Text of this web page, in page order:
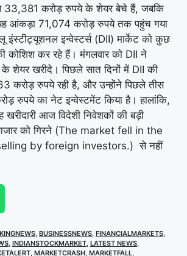
करोड़ रुपये के शेयर बेचे हैं, जबकि
आंकड़ा 71,074 करोड़ रुपये तक पहुंच गया
इन्वेस्टर्स (DII) मार्केट को कुछ
कोशिश कर रहे हैं। मंगलवार को DII ने
शेयर खरीदे। पिछले सात दिनों में DII की
करोड़ रुपये रही है, और उन्होंने पिछले तीस
रुपये का नेट इन्वेस्टमेंट किया है। हालांकि,
आज विदेशी निवेशकों की बड़ी
को गिरने (The market fell in the
by foreign investors.) से नहीं
, BUSINESSNEWS, FINANCIALMARKETS,
, INDIANSTOCKMARKET, LATEST NEWS,
, MARKETCRASH, MARKETFALL,